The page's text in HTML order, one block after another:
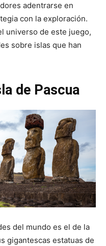
adentrarse en
con la exploración.
universo de este juego,
sobre islas que han
de Pascua
del mundo es el de la
gigantescas estatuas de